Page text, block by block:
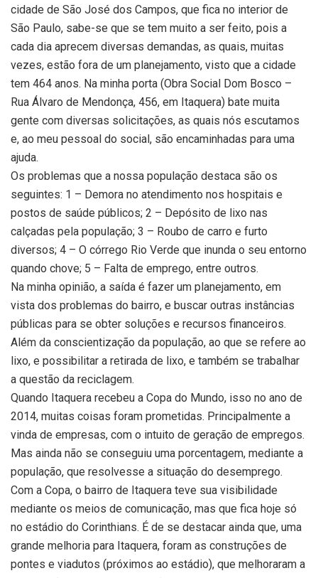
cidade de São José dos Campos, que fica no interior de
São Paulo, sabe-se que se tem muito a ser feito, pois a
cada dia aprecem diversas demandas, as quais, muitas
vezes, estão fora de um planejamento, visto que a cidade
tem 464 anos. Na minha porta (Obra Social Dom Bosco –
Rua Álvaro de Mendonça, 456, em Itaquera) bate muita
gente com diversas solicitações, as quais nós escutamos
e, ao meu pessoal do social, são encaminhadas para uma
ajuda.
Os problemas que a nossa população destaca são os
seguintes: 1 – Demora no atendimento nos hospitais e
postos de saúde públicos; 2 – Depósito de lixo nas
calçadas pela população; 3 – Roubo de carro e furto
diversos; 4 – O córrego Rio Verde que inunda o seu entorno
quando chove; 5 – Falta de emprego, entre outros.
Na minha opinião, a saída é fazer um planejamento, em
vista dos problemas do bairro, e buscar outras instâncias
públicas para se obter soluções e recursos financeiros.
Além da conscientização da população, ao que se refere ao
lixo, e possibilitar a retirada de lixo, e também se trabalhar
a questão da reciclagem.
Quando Itaquera recebeu a Copa do Mundo, isso no ano de
2014, muitas coisas foram prometidas. Principalmente a
vinda de empresas, com o intuito de geração de empregos.
Mas ainda não se conseguiu uma porcentagem, mediante a
população, que resolvesse a situação do desemprego.
Com a Copa, o bairro de Itaquera teve sua visibilidade
mediante os meios de comunicação, mas que fica hoje só
no estádio do Corinthians. É de se destacar ainda que, uma
grande melhoria para Itaquera, foram as construções de
pontes e viadutos (próximos ao estádio), que melhoraram a